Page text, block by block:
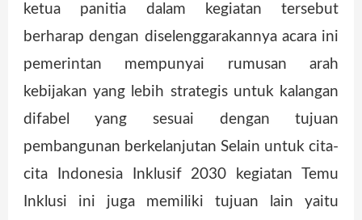
ketua panitia dalam kegiatan tersebut
berharap dengan diselenggarakannya acara ini
pemerintan mempunyai rumusan arah
kebijakan yang lebih strategis untuk kalangan
difabel yang sesuai dengan tujuan
pembangunan berkelanjutan Selain untuk cita-
cita Indonesia Inklusif 2030 kegiatan Temu
Inklusi ini juga memiliki tujuan lain yaitu